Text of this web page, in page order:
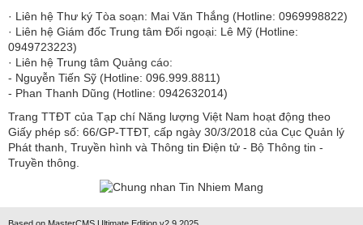
· Liên hệ Thư ký Tòa soạn: Mai Văn Thắng (Hotline: 0969998822)
· Liên hệ Giám đốc Trung tâm Đối ngoại: Lê Mỹ (Hotline:
0949723223)
· Liên hệ Trung tâm Quảng cáo:
- Nguyễn Tiến Sỹ (Hotline: 096.999.8811)
- Phan Thanh Dũng (Hotline: 0942632014)
Trang TTĐT của Tạp chí Năng lượng Việt Nam hoạt động theo
Giấy phép số: 66/GP-TTĐT, cấp ngày 30/3/2018 của Cục Quản lý
Phát thanh, Truyền hình và Thông tin Điện tử - Bộ Thông tin -
Truyền thông.